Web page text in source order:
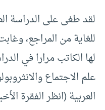
لقد طغى على الدراسة
للغاية من المراجع،
لها الكاتب مرارا في
علم الاجتماع
العربية (انظر الفقرة